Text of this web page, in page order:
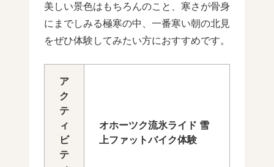
美しい景色はもちろんのこと、寒さが骨身
にまでしみる極寒の中、一番寒い朝の北見
をぜひ体験してみたい方におすすめです。
ア
ク
テ
ィ
ビ
テ
オホーツク流氷ライド 雪
上ファットバイク体験